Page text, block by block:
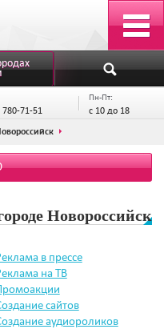
780-71-51
Пн-Пт:
с 10 до 18
Новороссийск
в прессе
на ТВ
сайтов
аудиороликов